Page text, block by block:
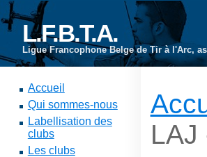
L.F.B.T.A.
Ligue Francophone Belge de Tir à l'Arc,
Accueil
Qui sommes-nous
Labellisation des
clubs
Les clubs
LAJ